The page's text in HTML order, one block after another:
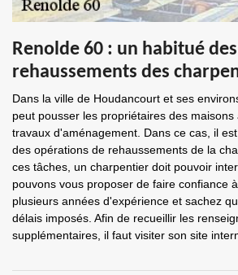
Renolde 60 : un habitué
rehaussements des
Dans la ville de Houdancourt et ses
peut pousser les propriétaires des
travaux d'aménagement. Dans ce cas, il
des opérations de rehaussements de la
ces tâches, un charpentier doit pouvoir
pouvons vous proposer de faire confiance
plusieurs années d'expérience et sachez
délais imposés. Afin de recueillir les
supplémentaires, il faut visiter son site